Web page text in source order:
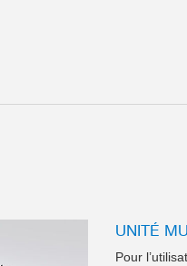
UNITÉ
Pour